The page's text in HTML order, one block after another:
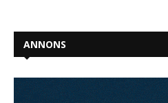
ANNONS